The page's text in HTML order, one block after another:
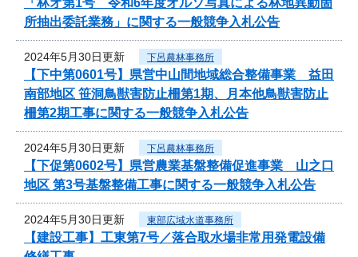
所抽出委託業務」に関する一般競争入札公告
2024年5月30日更新 下呂農林事務所
【下中第0601号】県営中山間地域総合整備事業 益田
南部地区 笹洞鳥獣害防止柵第1期、月本他鳥獣害防止
柵第2期工事に関する一般競争入札公告
2024年5月30日更新 下呂農林事務所
【下促第0602号】県営農業基盤整備促進事業 山之口
地区 第3号基盤整備工事に関する一般競争入札公告
2024年5月30日更新 東部広域水道事務所
【建設工事】工東第7号／落合取水場非常用発電設備